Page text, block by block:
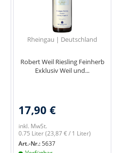
Rheingau | Deutschland
Robert Weil Riesling Feinherb
Exklusiv Weil und...
17,90 €
inkl. MwSt.
0.75 Liter(23,87 € / 1 Liter)
Art.-Nr.:5637